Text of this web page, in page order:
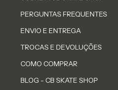
PERGUNTAS FREQUENTES
ENVIO E ENTREGA
TROCAS E DEVOLUÇÕES
COMO COMPRAR
BLOG - CB SKATE SHOP